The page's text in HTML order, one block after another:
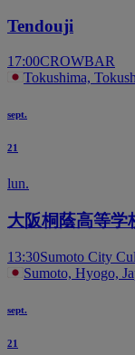
Tendouji
17:00CROWBAR
Tokushima,
sept.
21
lun.
大阪桐蔭高等
13:30Sumoto City
Sumoto, Hyogo,
sept.
21